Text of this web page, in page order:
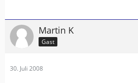
Martin K
Gast
30. Juli 2008